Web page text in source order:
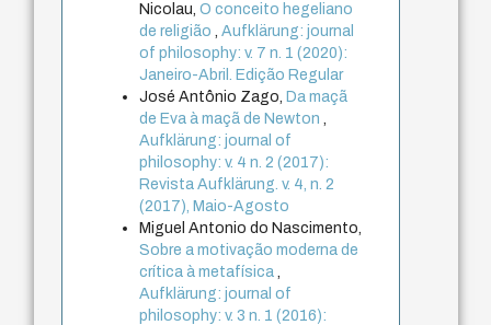
Nicolau,O conceito hegeliano
de religião
,Aufklärung: journal
of philosophy: v. 7 n. 1 (2020):
Janeiro-Abril. Edição Regular
José Antônio Zago,Da maçã
de Eva à maçã de Newton
Aufklärung: journal of
philosophy: v. 4 n. 2 (2017):
Revista Aufklärung. v. 4, n. 2
(2017), Maio-Agosto
Miguel Antonio do Nascimento,
Sobre a motivação moderna de
crítica à metafísica
Aufklärung: journal of
philosophy: v. 3 n. 1 (2016):